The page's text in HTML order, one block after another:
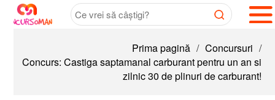
Prima pagină / Concursuri /
Concurs: Castiga saptamanal carburant pentru un an si
zilnic 30 de plinuri de carburant!